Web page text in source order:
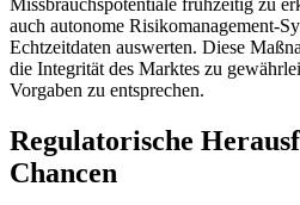
auch autonome Risikomanagement-
Echtzeitdaten auswerten. Diese
die Integrität des Marktes zu
Vorgaben zu entsprechen.
Regulatorische
Chancen